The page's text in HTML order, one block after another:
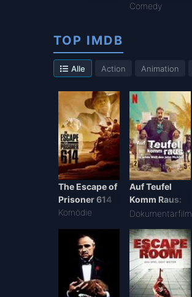
Comedy
TOP IMDB
Alle Action Animation
The Escape of
Prisoner 614
Komödie
Auf Teufel
Komm Raus:
Die Wilde Welt
McAfee
Dokumentarfilm